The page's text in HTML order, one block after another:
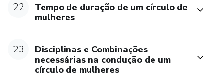
22
Tempo de duração de um círculo de
mulheres
23
Disciplinas e Combinações
necessárias na condução de um
círculo de mulheres